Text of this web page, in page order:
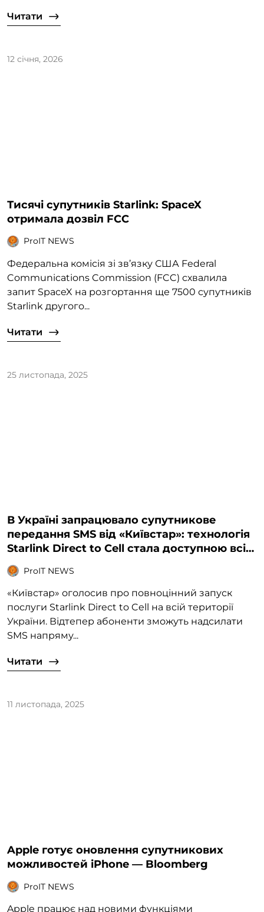
Читати
12 січня, 2026
Тисячі супутників Starlink: SpaceX
отримала дозвіл FCC
ProIT NEWS
Федеральна комісія зі зв’язку США Federal
Communications Commission (FCC) схвалила
запит SpaceX на розгортання ще 7500 супутників
Starlink другого...
Читати
25 листопада, 2025
В Україні запрацювало супутникове
передання SMS від «Київстар»: технологія
Starlink Direct to Cell стала доступною всім
користувачам
ProIT NEWS
«Київстар» оголосив про повноцінний запуск
послуги Starlink Direct to Cell на всій території
України. Відтепер абоненти зможуть надсилати
SMS напряму...
Читати
11 листопада, 2025
Apple готує оновлення супутникових
можливостей iPhone — Bloomberg
ProIT NEWS
Apple працює над новими функціями